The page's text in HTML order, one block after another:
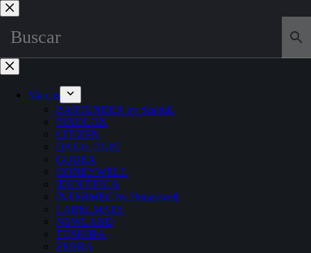
Marcas
BARTENDER by Seagull
BIXOLON
CITIZEN
DATALOGIC
GODEX
HONEYWELL
IDENTIFICA
INTERMEC by Honeywell
LABELMATE
NEWLAND
TOSHIBA
ZEBRA